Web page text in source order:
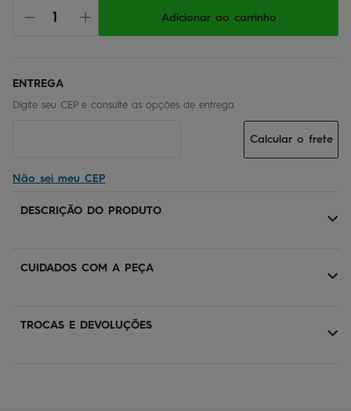
Adicionar ao carrinho
Não sei meu CEP
Calcular o frete
DESCRIÇÃO DO PRODUTO
CUIDADOS COM A PEÇA
TROCAS E DEVOLUÇÕES